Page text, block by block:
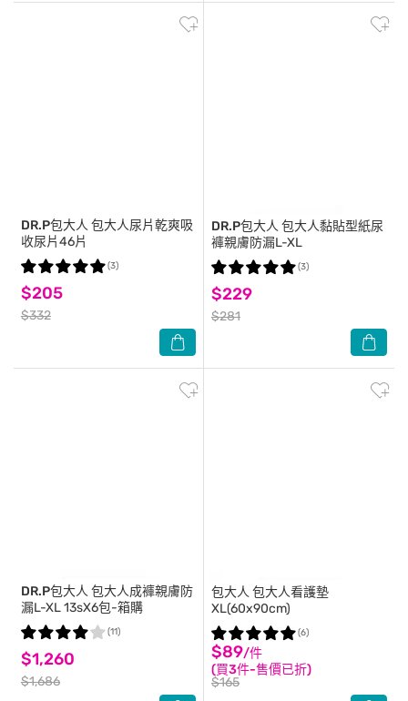
DR.P包大人 包大人尿片乾爽吸
收尿片46片
$205
$332
(3)
DR.P包大人 包大人黏貼型紙尿
褲親膚防漏L-XL
$229
$281
(3)
DR.P包大人 包大人成褲親膚防
漏L-XL 13sX6包-箱購
$1,260
$1,686
(11)
包大人 包大人看護墊
XL(60x90cm)
$89/件
(買3件-售價已折)
$165
(6)